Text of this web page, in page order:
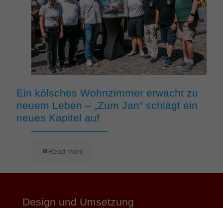
Ein kölsches Wohnzimmer erwacht zu
neuem Leben – „Zum Jan“ schlägt ein
neues Kapitel auf
Read more
Design und Umsetzung